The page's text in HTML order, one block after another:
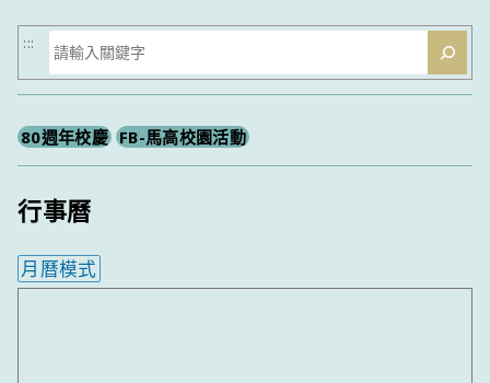
搜
尋
:::
80週年校慶 FB-馬高校園活動
行事曆
月曆模式